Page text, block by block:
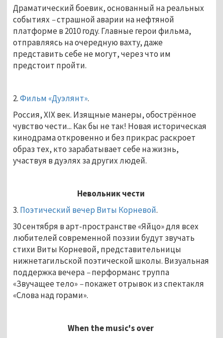
Драматический боевик, основанный на реальных
событиях –страшной аварии на нефтяной
платформе в 2010 году. Главные герои фильма,
отправляясь на очередную вахту, даже
представить себе не могут, через что им
предстоит пройти.
2.Фильм «Дуэлянт».
Россия, XIX век. Изящные манеры, обострённое
чувство чести... Как бы не так! Новая историческая
кинодрама откровенно и без прикрас раскроет
образ тех, кто зарабатывает себе на жизнь,
участвуя в дуэлях за других людей.
Невольник чести
3. Поэтический вечер Виты Корневой.
30 сентября в арт-пространстве «Яйцо» для всех
любителей современной поэзии будут звучать
стихи Виты Корневой, представительницы
нижнетагильской поэтической школы. Визуальная
поддержка вечера–перформанс труппа
«Звучащее тело»–покажет отрывок из спектакля
«Слова над горами».
When the music's over